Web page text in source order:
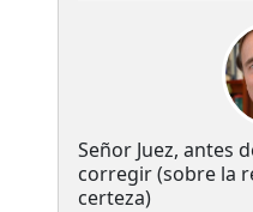
Señor Juez, antes
corregir (sobre la
certeza)